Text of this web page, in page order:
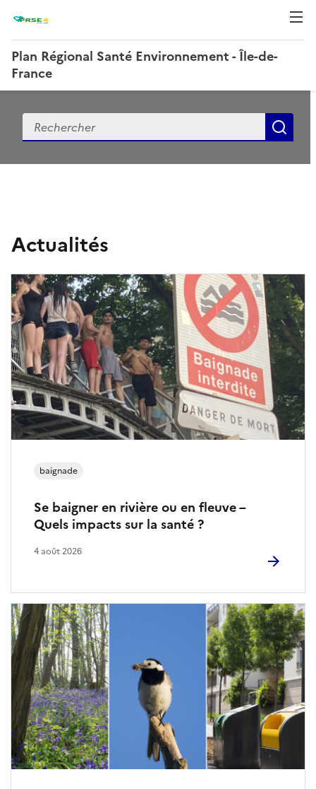
Plan Régional Santé Environnement - Île-de-
France
Recherche
a
n
R
é
g
i
o
n
t
é
E
n
v
i
r
Actualités
Se baigner en rivière ou en fleuve –
Quels impacts sur la santé ?
baignade
4 août 2026